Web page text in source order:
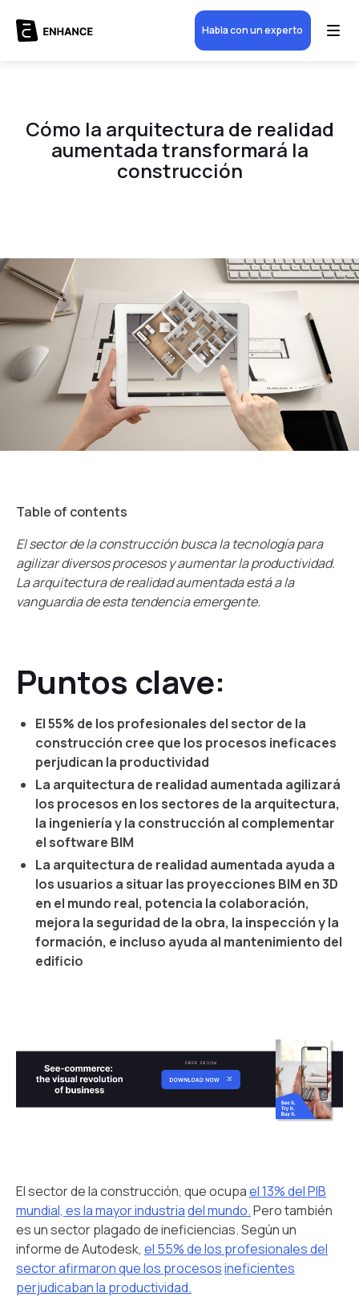
Habla con un experto
Cómo la arquitectura de realidad
aumentada transformará la
construcción
Table of contents
El sector de la construcción busca la tecnología para
agilizar diversos procesos y aumentar la productividad.
La arquitectura de realidad aumentada está a la
vanguardia de esta tendencia emergente.
Puntos clave:
El 55% de los profesionales del sector de la
construcción cree que los procesos ineficaces
perjudican la productividad
La arquitectura de realidad aumentada agilizará
los procesos en los sectores de la arquitectura,
la ingeniería y la construcción al complementar
el software BIM
La arquitectura de realidad aumentada ayuda a
los usuarios a situar las proyecciones BIM en 3D
en el mundo real, potencia la colaboración,
mejora la seguridad de la obra, la inspección y la
formación, e incluso ayuda al mantenimiento del
edificio
El sector de la construcción, que ocupael 13% del PIB
mundial, es la mayor industriadel mundo.Pero también
es un sector plagado de ineficiencias. Según un
informe de Autodesk, el 55% de los profesionales del
sector afirmaron que los procesosineficientes
perjudicaban la productividad.